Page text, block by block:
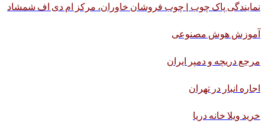
نمایندگی پاک چوب | چوب فروشان خاوران، مرکز ام دی اف شمشاد
آموزش هوش مصنوعی
مرجع دریچه و دمپر ایران
اجاره انبار در تهران
خرید ویلا خانه دریا